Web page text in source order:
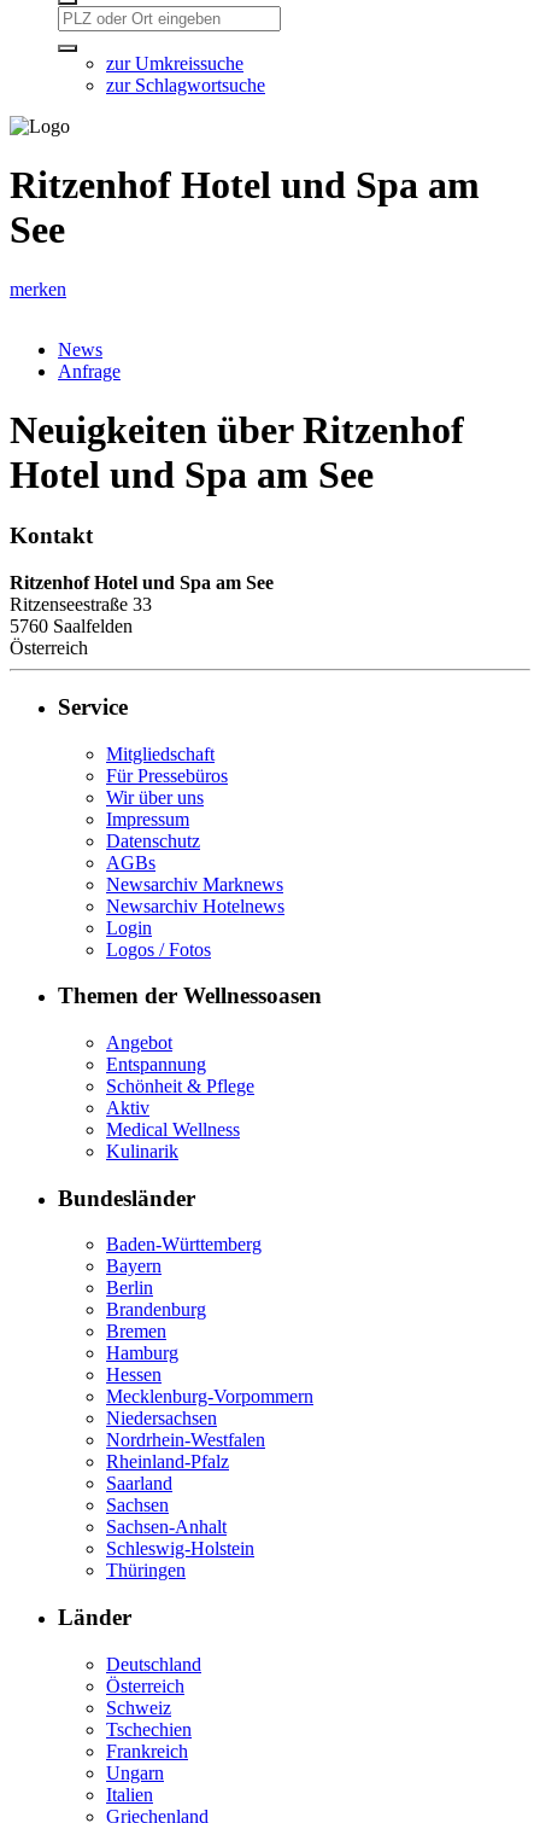
zur Umkreissuche
zur Schlagwortsuche
Ritzenhof Hotel und Spa am
See
merken
News
Anfrage
Neuigkeiten über Ritzenhof
Hotel und Spa am See
Kontakt
Ritzenhof Hotel und Spa am See
Ritzenseestraße 33
5760 Saalfelden
Österreich
Service
Mitgliedschaft
Für Pressebüros
Wir über uns
Impressum
Datenschutz
AGBs
Newsarchiv Marknews
Newsarchiv Hotelnews
Login
Logos / Fotos
Themen der Wellnessoasen
Angebot
Entspannung
Schönheit & Pflege
Aktiv
Medical Wellness
Kulinarik
Bundesländer
Baden-Württemberg
Bayern
Berlin
Brandenburg
Bremen
Hamburg
Hessen
Mecklenburg-Vorpommern
Niedersachsen
Nordrhein-Westfalen
Rheinland-Pfalz
Saarland
Sachsen
Sachsen-Anhalt
Schleswig-Holstein
Thüringen
Länder
Deutschland
Österreich
Schweiz
Tschechien
Frankreich
Ungarn
Italien
Griechenland